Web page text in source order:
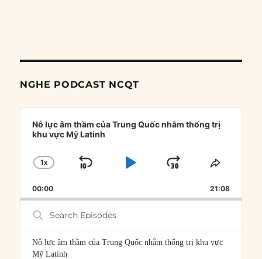
NGHE PODCAST NCQT
Audio
Player
Nỗ lực âm thầm của Trung Quốc nhằm thống trị
khu vực Mỹ Latinh
CHANGE
RATE
1X
SKIP
PLAYJUMP
FORWARD
SHARE
00:00 21:08
Search
Episodes
Nỗ lực âm thầm của Trung Quốc nhằm thống trị khu vực
Mỹ Latinh